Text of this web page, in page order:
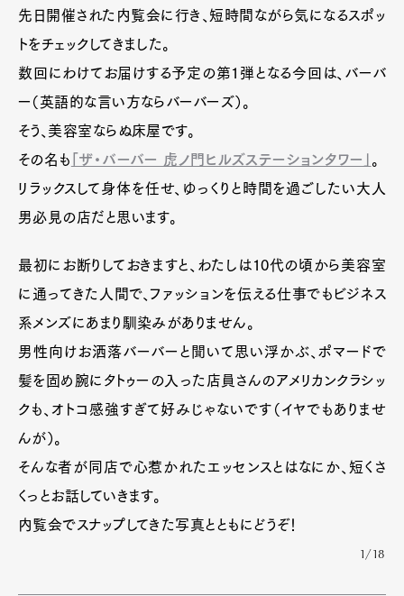
先日開催された内覧会に行き、短時間ながら気になるスポッ
トをチェックしてきました。
数回にわけてお届けする予定の第1弾となる今回は、バーバ
ー（英語的な言い方ならバーバーズ）。
そう、美容室ならぬ床屋です。
その名も
「ザ・バーバー 虎ノ門ヒルズステーションタワー」 。
リラックスして身体を任せ、ゆっくりと時間を過ごしたい大人
男必見の店だと思います。
最初にお断りしておきますと、わたしは10代の頃から美容室
に通ってきた人間で、ファッションを伝える仕事でもビジネス
系メンズにあまり馴染みがありません。
男性向けお洒落バーバーと聞いて思い浮かぶ、ポマードで
髪を固め腕にタトゥーの入った店員さんのアメリカンクラシッ
クも、オトコ感強すぎて好みじゃないです（イヤでもありませ
んが）。
そんな者が同店で心惹かれたエッセンスとはなにか、短くさ
くっとお話していきます。
内覧会でスナップしてきた写真とともにどうぞ！
1/18